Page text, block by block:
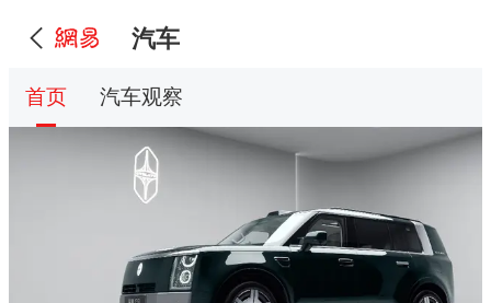
汽车
首页 汽车观察